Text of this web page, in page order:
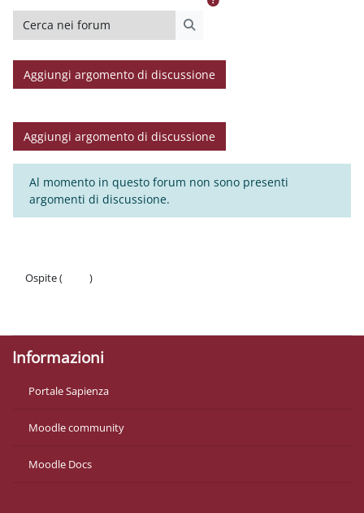
Cerca nei forum
Aggiungi argomento di discussione
Aggiungi argomento di discussione
Al momento in questo forum non sono presenti
argomenti di discussione.
Ospite (
)
Informazioni
Portale Sapienza
Moodle community
Moodle Docs